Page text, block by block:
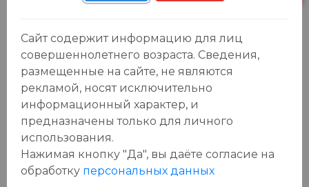
Отзывы:
Оставить отзыв
Сайт содержит информацию для лиц
совершеннолетнего возраста. Сведения,
размещенные на сайте, не являются
рекламой, носят исключительно
информационный характер, и
предназначены только для личного
использования.
Нажимая кнопку "Да", вы даёте cогласие на
обработку персональных данных